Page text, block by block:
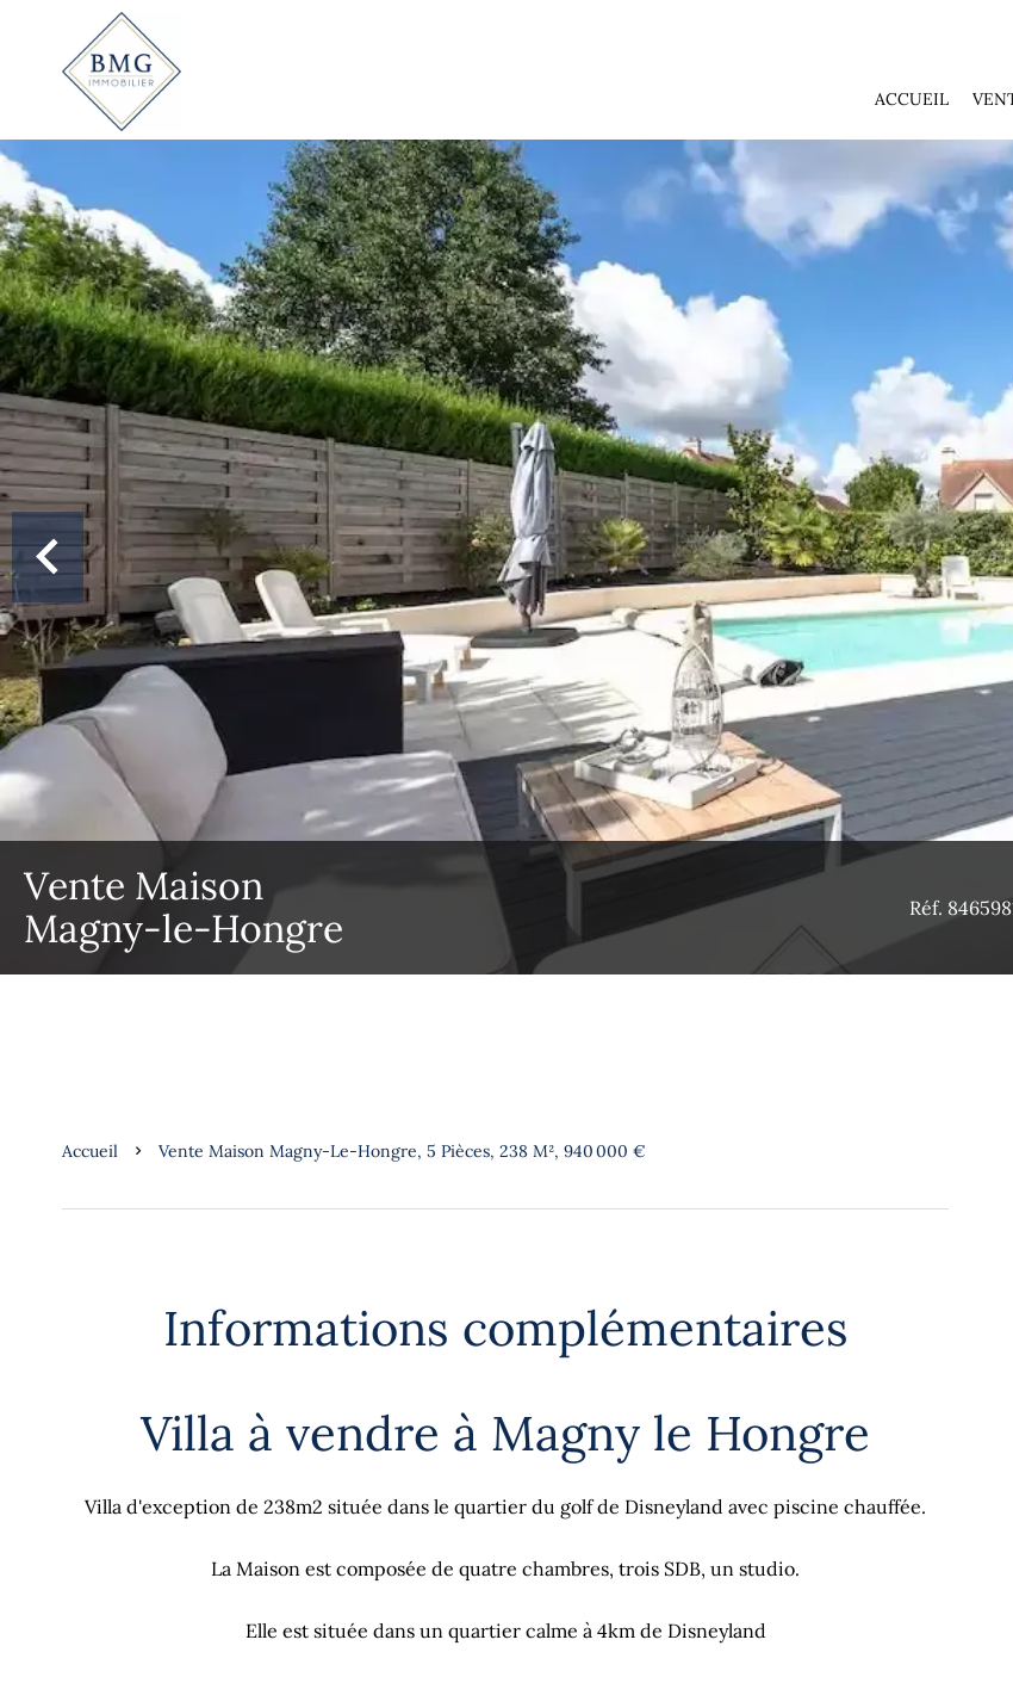
ACCUEIL
Vente Maison
Magny-le-Hongre
Réf.
Accueil Vente Maison Magny-Le-Hongre, 5 Pièces, 238 M², 940 000 €
Informations complémentaires
Villa à vendre à Magny le Hongre
Villa d'exception de 238m2 située dans le quartier du golf de Disneyland avec piscine chauffée.
La Maison est composée de quatre chambres, trois SDB, un studio.
Elle est située dans un quartier calme à 4km de Disneyland